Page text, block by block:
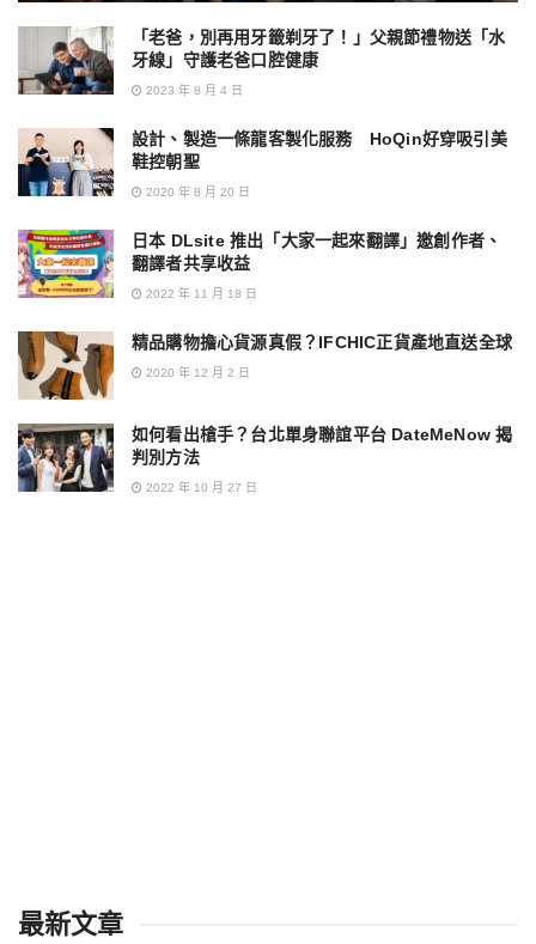
「老爸，別再用牙籤剃牙了！」父親節禮物送「水
牙線」守護老爸口腔健康
2023 年 8 月 4 日
設計、製造一條龍客製化服務 HoQin好穿吸引美
鞋控朝聖
2020 年 8 月 20 日
日本 DLsite 推出「大家一起來翻譯」邀創作者、
翻譯者共享收益
2022 年 11 月 18 日
精品購物擔心貨源真假？IFCHIC正貨產地直送全球
2020 年 12 月 2 日
如何看出槍手？台北單身聯誼平台 DateMeNow 揭
判別方法
2022 年 10 月 27 日
最新文章